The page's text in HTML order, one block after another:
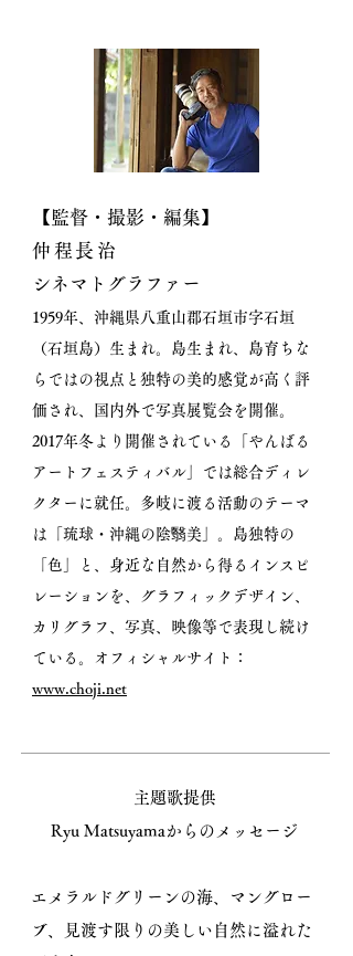
【監督・撮影・編集】
仲程長治
シネマトグラファー
1959年、沖縄県八重山郡石垣市字石垣
（石垣島）生まれ。島生まれ、島育ちな
らではの視点と独特の美的感覚が高く評
価され、国内外で写真展覧会を開催。
2017年冬より開催されている「やんばる
アートフェスティバル」では総合ディレ
クターに就任。多岐に渡る活動のテーマ
は「琉球・沖縄の陰翳美」。島独特の
「色」と、身近な自然から得るインスピ
レーションを、グラフィックデザイン、
カリグラフ、写真、映像等で表現し続け
ている。オフィシャルサイト：
www.choji.net
主題歌提供
Ryu Matsuyamaからのメッセージ
エメラルドグリーンの海、マングロー
ブ、見渡す限りの美しい自然に溢れた